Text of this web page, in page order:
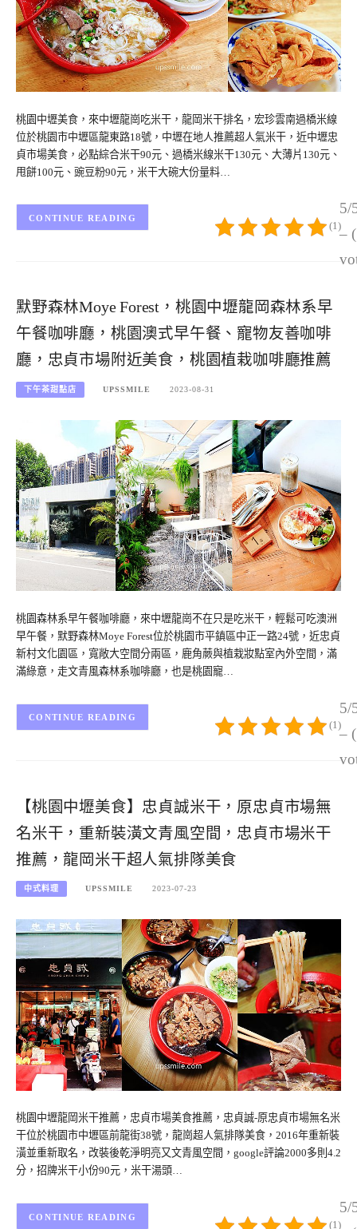
桃園中壢美食，來中壢龍崗吃米干，龍岡米干排名，宏珍雲南過橋米線
位於桃園市中壢區龍東路18號，中壢在地人推薦超人氣米干，近中壢忠
貞市場美食，必點綜合米干90元、過橋米線米干130元、大薄片130元、
甩餅100元、豌豆粉90元，米干大碗大份量料…
5/
–
(1)
CONTINUE READING
默野森林Moye Forest，桃園中壢龍岡森林系早
午餐咖啡廳，桃園澳式早午餐、寵物友善咖啡
廳，忠貞市場附近美食，桃園植栽咖啡廳推薦
下午茶甜點店 UPSSMILE 2023-08-31
桃園森林系早午餐咖啡廳，來中壢龍崗不在只是吃米干，輕鬆可吃澳洲
早午餐，默野森林Moye Forest位於桃園市平鎮區中正一路24號，近忠貞
新村文化園區，寬敞大空間分兩區，鹿角蕨與植栽妝點室內外空間，滿
滿綠意，走文青風森林系咖啡廳，也是桃園寵…
5/
–
(1)
CONTINUE READING
【桃園中壢美食】忠貞誠米干，原忠貞市場無
名米干，重新裝潢文青風空間，忠貞市場米干
推薦，龍岡米干超人氣排隊美食
中式料理 UPSSMILE 2023-07-23
桃園中壢龍岡米干推薦，忠貞市場美食推薦，忠貞誠-原忠貞市場無名米
干位於桃園市中壢區前龍街38號，龍崗超人氣排隊美食，2016年重新裝
潢並重新取名，改裝後乾淨明亮又文青風空間，google評論2000多則4.2
分，招牌米干小份90元，米干湯頭…
5/
(1)
CONTINUE READING